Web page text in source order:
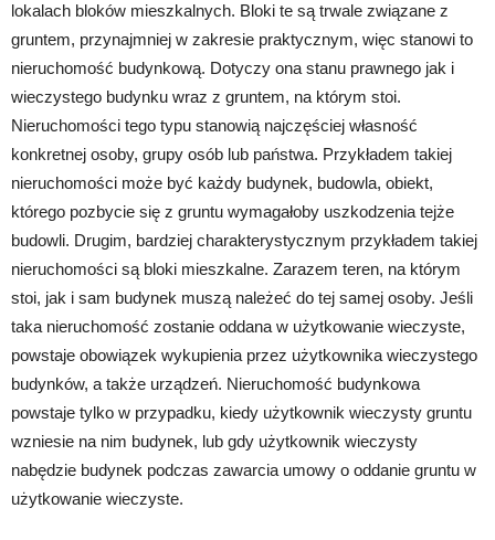
lokalach bloków mieszkalnych. Bloki te są trwale związane z
gruntem, przynajmniej w zakresie praktycznym, więc stanowi to
nieruchomość budynkową. Dotyczy ona stanu prawnego jak i
wieczystego budynku wraz z gruntem, na którym stoi.
Nieruchomości tego typu stanowią najczęściej własność
konkretnej osoby, grupy osób lub państwa. Przykładem takiej
nieruchomości może być każdy budynek, budowla, obiekt,
którego pozbycie się z gruntu wymagałoby uszkodzenia tejże
budowli. Drugim, bardziej charakterystycznym przykładem takiej
nieruchomości są bloki mieszkalne. Zarazem teren, na którym
stoi, jak i sam budynek muszą należeć do tej samej osoby. Jeśli
taka nieruchomość zostanie oddana w użytkowanie wieczyste,
powstaje obowiązek wykupienia przez użytkownika wieczystego
budynków, a także urządzeń. Nieruchomość budynkowa
powstaje tylko w przypadku, kiedy użytkownik wieczysty gruntu
wzniesie na nim budynek, lub gdy użytkownik wieczysty
nabędzie budynek podczas zawarcia umowy o oddanie gruntu w
użytkowanie wieczyste.